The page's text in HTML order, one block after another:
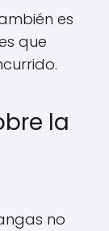
es
que
la
no